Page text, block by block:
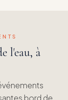
l'eau, à
bord de